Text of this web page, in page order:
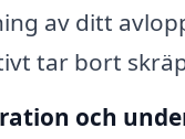
av ditt
tar bort
och